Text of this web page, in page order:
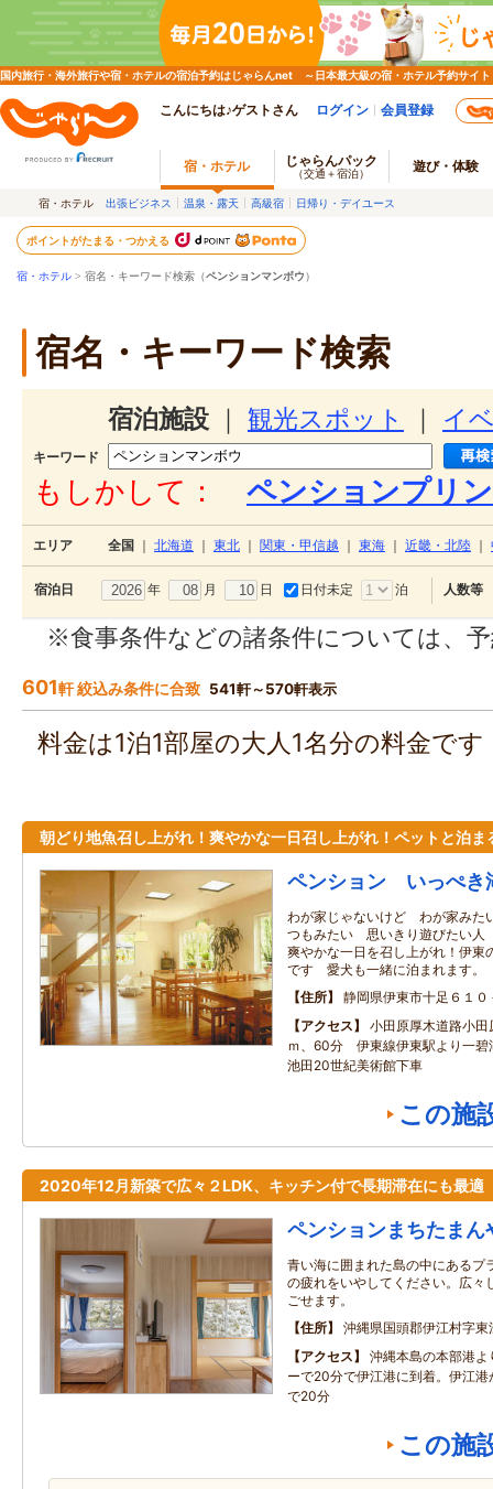
国内旅行・海外旅行や宿・ホテルの宿泊予約はじゃらんnet ～日本最大級の宿・ホテル予約サイト
こんにちは♪ゲストさん ログイン 会員登録
宿・ホテル じゃらんパック
（交通＋宿泊） 遊び・体験
宿・ホテル 出張ビジネス 温泉・露天 高級宿 日帰り・デイユース
ポイントがたまる・つかえる
宿・ホテル > 宿名・キーワード検索（ペンションマンボウ）
宿名・キーワード検索
宿泊施設 観光スポット イ
キーワード
もしかして： ペンションプリ
エリア 全国 北海道 東北 関東・甲信越 東海 近畿・北陸
宿泊日 年 月 日 日付未定 泊 人数等
※食事条件などの諸条件については、
601軒 絞込み条件に合致 541軒～570軒表示
料金は1泊1部屋の大人1名分の料金で
朝どり地魚召し上がれ！爽やかな一日召し上がれ！ペットと泊ま
ペンション いっぺき
わが家じゃないけど わが家み
つもみたい 思いきり遊びたい
爽やかな一日を召し上がれ！伊東
です 愛犬も一緒に泊まれます。
住所
静岡県伊東市十足６１
アクセス
小田原厚木道路小
ｍ、60分 伊東線伊東駅より一
池田20世紀美術館下車
この施
2020年12月新築で広々２LDK、キッチン付で長期滞在にも最適
ペンションまちたまん
青い海に囲まれた島の中にあるプ
の疲れをいやしてください。広々
ごせます。
住所
沖縄県国頭郡伊江村字東
アクセス
沖縄本島の本部港
ーで20分で伊江港に到着。伊江
で20分
この施